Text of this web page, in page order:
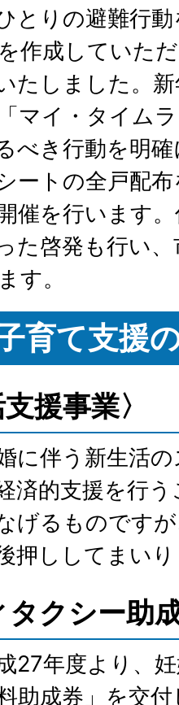
とりの避難行
作成していた
たしました。
マイ・タイム
べき行動を明
ートの全戸配
催を行います
た啓発も行い
す。
育て支援
援事業〉
に伴う新生活
済的支援を行
げるものです
押ししてまい
タクシー助
27年度より、
助成券」を交